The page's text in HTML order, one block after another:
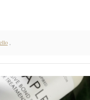
,